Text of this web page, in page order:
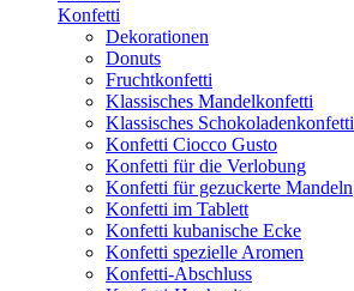
Konfetti
Dekorationen
Donuts
Fruchtkonfetti
Klassisches Mandelkonfetti
Klassisches Schokoladenkonfetti
Konfetti Ciocco Gusto
Konfetti für die Verlobung
Konfetti für gezuckerte Mandeln
Konfetti im Tablett
Konfetti kubanische Ecke
Konfetti spezielle Aromen
Konfetti-Abschluss